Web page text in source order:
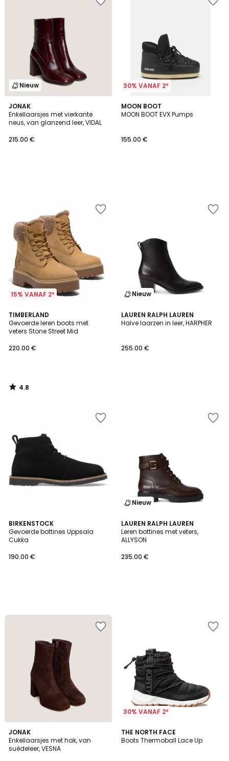
Nieuw
JONAK
Enkellaarsjes met vierkante
neus, van glanzend leer, VIDAL
215.00 €
30% VANAF 2*
MOON BOOT
MOON BOOT EVX Pumps
155.00 €
15% VANAF 2*
TIMBERLAND
Gevoerde leren boots met
veters Stone Street Mid
220.00 €
4.8
/ 5
4.8
/
Nieuw
LAUREN RALPH LAUREN
Halve laarzen in leer, HARPHER
255.00 €
BIRKENSTOCK
Gevoerde bottines Uppsala
Cukka
190.00 €
Nieuw
LAUREN RALPH LAUREN
Leren bottines met veters,
ALLYSON
235.00 €
JONAK
Enkellaarsjes met hak, van
suèdeleer, VESNA
30% VANAF 2*
THE NORTH FACE
Boots Thermoball Lace Up
4.5
/ 5
2
Kleuren